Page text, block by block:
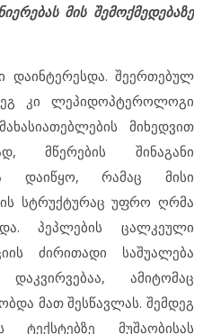
მის შემოქმედებაზე
დაინტერესდა. შეერთებულ
კი ლეპიდოპტეროლოგი
მიხედვით
მწერების შინაგანი
დაიწყო, რამაც მისი
სტრუქტურაც უფრო ღრმა
პეპლების ცალკეული
ძირითადი საშუალება
ამიტომაც
მათ შესწავლას. შემდეგ
მუშაობისას